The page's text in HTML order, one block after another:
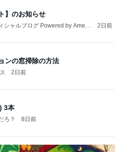
】のお知らせ
シャルブログ Powered by Ameb
2日前
ンの窓掃除の方法
2日前
3本
ろ？ 8日前